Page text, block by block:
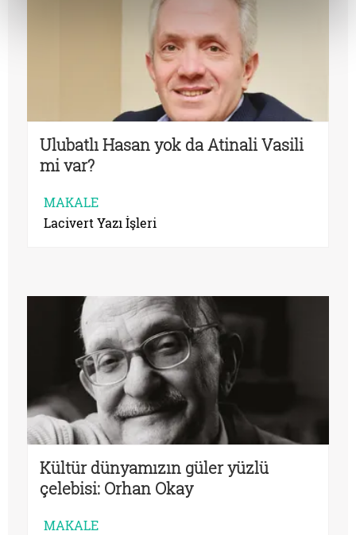
Ulubatlı Hasan yok da Atinali Vasili
mi var?
MAKALE
Lacivert Yazı İşleri
Kültür dünyamızın güler yüzlü
çelebisi: Orhan Okay
MAKALE